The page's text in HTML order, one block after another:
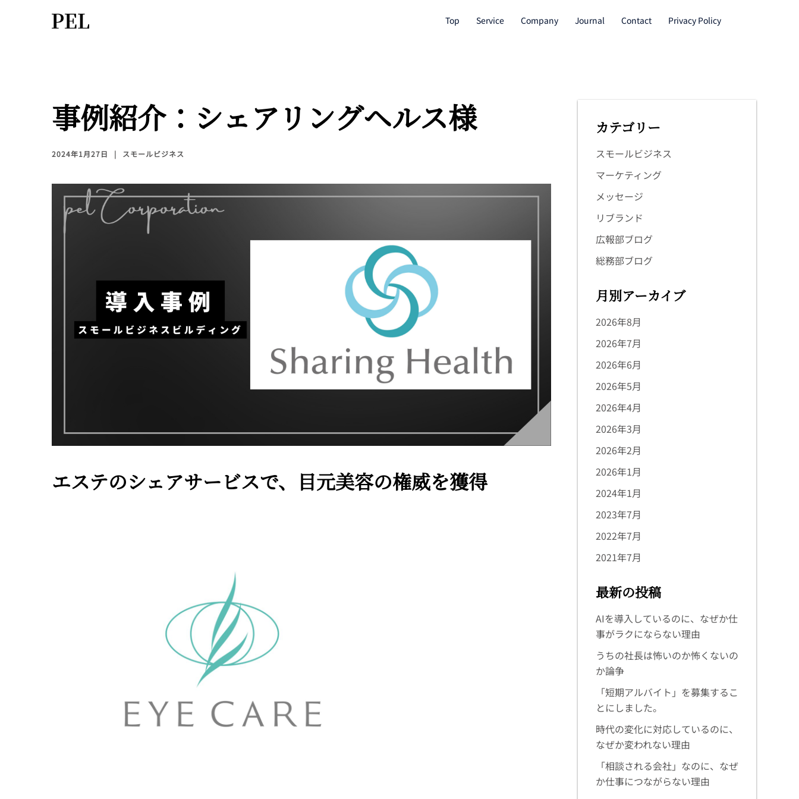
Top Service Company Journal Contact Privacy Policy
事例紹介：シェアリングヘルス様
2024年1月27日 スモールビジネス
エステのシェアサービスで、目元美容の権威を獲得
カテゴリー
スモールビジネス
マーケティング
メッセージ
リブランド
広報部ブログ
総務部ブログ
月別アーカイブ
2026年8月
2026年7月
2026年6月
2026年5月
2026年4月
2026年3月
2026年2月
2026年1月
2024年1月
2023年7月
2022年7月
2021年7月
最新の投稿
AIを導入しているのに、なぜか仕
事がラクにならない理由
うちの社長は怖いのか怖くないの
か論争
「短期アルバイト」を募集するこ
とにしました。
時代の変化に対応しているのに、
なぜか変われない理由
「相談される会社」なのに、なぜ
か仕事につながらない理由